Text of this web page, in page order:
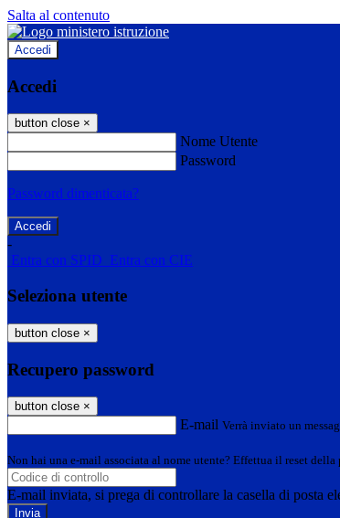
Salta al contenuto
Accedi
Accedi
button close ×
Nome Utente
Password
Password dimenticata?
-
Entra con SPID Entra con CIE
Seleziona utente
button close ×
Recupero password
button close ×
E-mail Verrà inviato un
Non hai una e-mail associata al nome utente? Effettua il reset della
E-mail inviata, si prega di controllare la casella di posta